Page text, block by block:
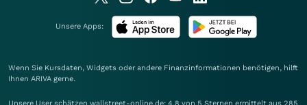
Unsere Apps:
Wenn Sie Kursdaten, Widgets oder andere Finanzinformationen benötigen, hilft
Ihnen ARIVA gerne.